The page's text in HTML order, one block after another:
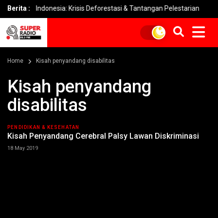
Berita :
Indonesia: Krisis Deforestasi & Tantangan Pelestarian
Home Kisah penyandang disabilitas
Kisah penyandang
disabilitas
PENDIDIKAN & KESEHATAN
Kisah Penyandang Cerebral Palsy Lawan Diskriminasi
18 May 2019